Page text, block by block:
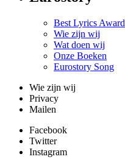
Best Lyrics Award
Wie zijn wij
Wat doen wij
Onze Boeken
Eurostory Song
Wie zijn wij
Privacy
Mailen
Facebook
Twitter
Instagram